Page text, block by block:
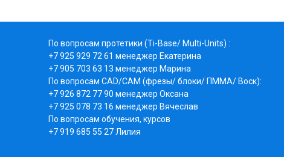
По вопросам протетики (Ti-Base/ Multi-Units) :
+7 925 929 72 61 менеджер Екатерина
+7905 703 63 13 менеджер Марина
По вопросам CAD/CAM (фрезы/ блоки/ ПММА/ Воск):
+7 926 872 77 90 менеджер Оксана
+7 925 078 73 16 менеджер Вячеслав
По вопросам обучения, курсов
+7 919 685 55 27 Лилия